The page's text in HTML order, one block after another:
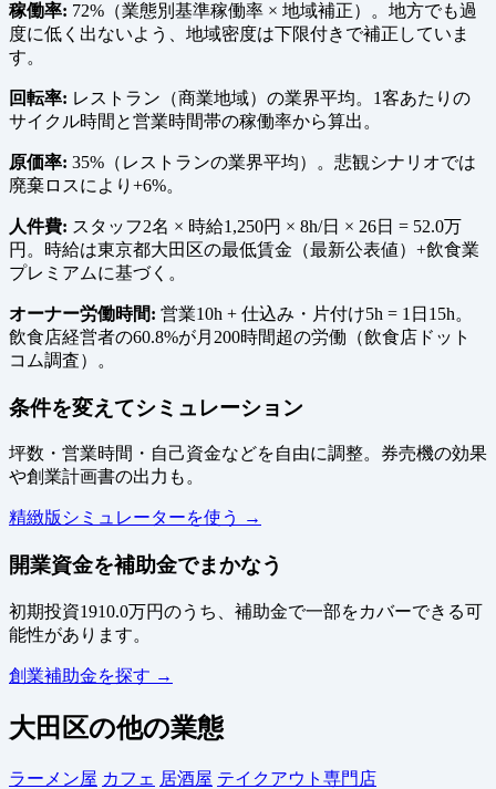
稼働率: 72%（業態別基準稼働率 × 地域補正）。地方でも過
度に低く出ないよう、地域密度は下限付きで補正していま
す。
回転率: レストラン（商業地域）の業界平均。1客あたりの
サイクル時間と営業時間帯の稼働率から算出。
原価率: 35%（レストランの業界平均）。悲観シナリオでは
廃棄ロスにより+6%。
人件費: スタッフ2名 × 時給1,250円 × 8h/日 × 26日 = 52.0万
円。時給は東京都大田区の最低賃金（最新公表値）+飲食業
プレミアムに基づく。
オーナー労働時間: 営業10h + 仕込み・片付け5h = 1日15h。
飲食店経営者の60.8%が月200時間超の労働（飲食店ドット
コム調査）。
条件を変えてシミュレーション
坪数・営業時間・自己資金などを自由に調整。券売機の効果
や創業計画書の出力も。
精緻版シミュレーターを使う →
開業資金を補助金でまかなう
初期投資1910.0万円のうち、補助金で一部をカバーできる可
能性があります。
創業補助金を探す →
大田区の他の業態
ラーメン屋 カフェ 居酒屋 テイクアウト専門店